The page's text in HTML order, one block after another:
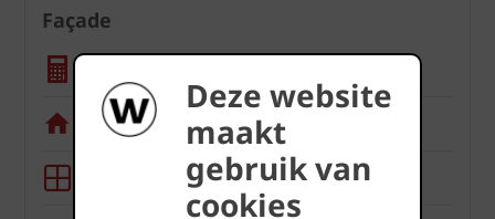
Deze website
maakt
gebruik van
cookies
Façade
Appli de visualisation